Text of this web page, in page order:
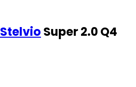
Stelvio Super 2.0 Q4